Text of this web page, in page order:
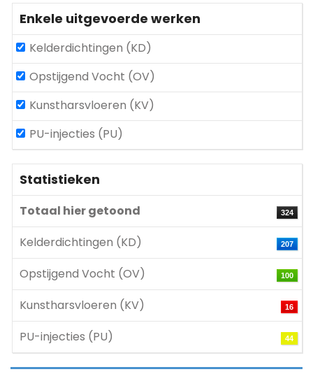
Enkele uitgevoerde werken
Kelderdichtingen (KD)
Opstijgend Vocht (OV)
Kunstharsvloeren (KV)
PU-injecties (PU)
Statistieken
Totaal hier getoond 324
Kelderdichtingen (KD) 207
Opstijgend Vocht (OV) 100
Kunstharsvloeren (KV) 16
PU-injecties (PU) 44